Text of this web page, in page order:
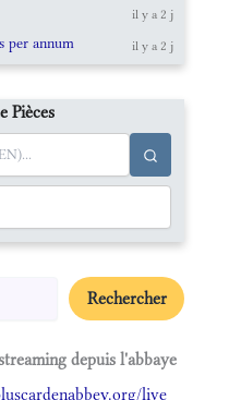
il y a 2 j
per annum il y a 2 j
Pièces
Rechercher
depuis l'abbaye
live